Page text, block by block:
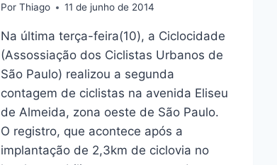
Por Thiago 11 de junho de 2014
Na última terça-feira(10), a Ciclocidade
(Assossiação dos Ciclistas Urbanos de
São Paulo) realizou a segunda
contagem de ciclistas na avenida Eliseu
de Almeida, zona oeste de São Paulo.
O registro, que acontece após a
implantação de 2,3km de ciclovia no